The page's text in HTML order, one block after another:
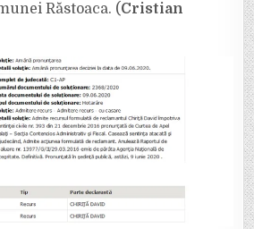
Răstoaca. (Cristian